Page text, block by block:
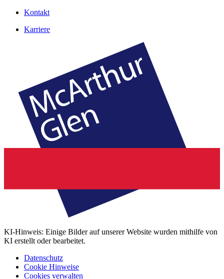
Kontakt
Karriere
KI-Hinweis: Einige Bilder auf unserer Website wurden mithilfe von
KI erstellt oder bearbeitet.
Datenschutz
Cookie Hinweise
Cookies verwalten